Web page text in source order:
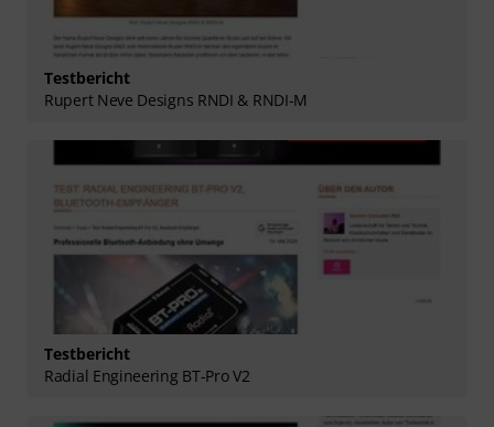
Testbericht
Rupert Neve Designs RNDI & RNDI-M
Testbericht
Radial Engineering BT-Pro V2